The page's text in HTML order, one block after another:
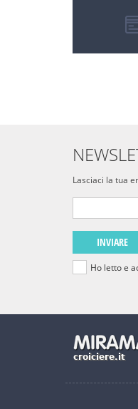
Lasciaci la tua
INVIARE
Ho letto e